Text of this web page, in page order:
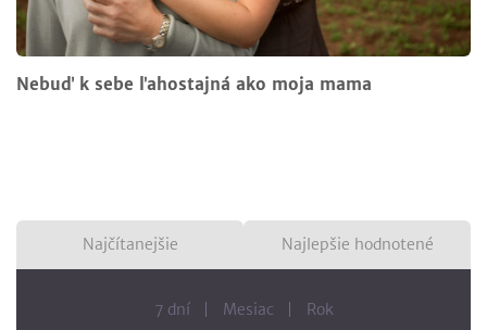
Nebuď k sebe ľahostajná ako moja mama
Najčítanejšie Najlepšie hodnotené
7 dní Mesiac Rok